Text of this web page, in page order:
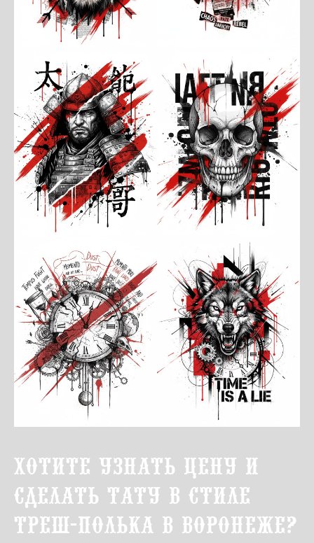
Хотите узнать цену и
сделать тату в стиле
треш-полька в Воронеже?